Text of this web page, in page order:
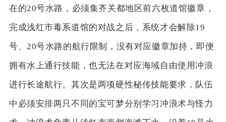
在的20号水路，必须集齐关都地区前六枚道馆徽章，
完成浅红市毒系道馆的对战之后，系统才会解除19
号、20号水路的航行限制，没有对应徽章加持，即便
拥有水上通行技能，也无法在对应海域自由使用冲浪
进行长途航行。其次是两项硬性秘传技能要求，队伍
中必须安排两只不同的宝可梦分别学习冲浪术与怪力